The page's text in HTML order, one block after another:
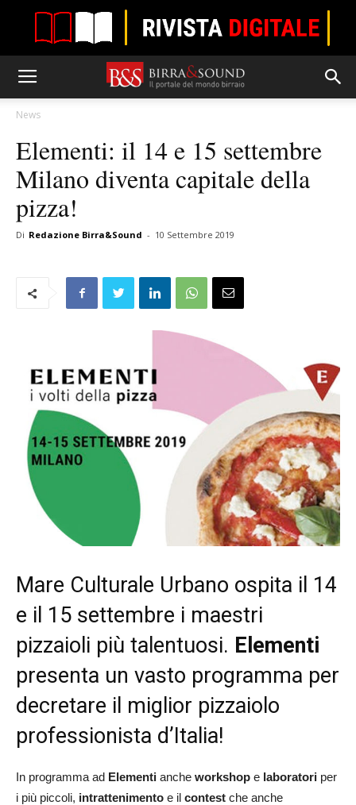
News
Elementi: il 14 e 15 settembre
Milano diventa capitale della
pizza!
Di Redazione Birra&Sound - 10 Settembre 2019
Mare Culturale Urbano ospita il 14
e il 15 settembre i maestri
pizzaioli più talentuosi. Elementi
presenta un vasto programma per
decretare il miglior pizzaiolo
professionista d’Italia!
In programma ad Elementi anche workshop e laboratori per
i più piccoli, intrattenimento e il contest che anche